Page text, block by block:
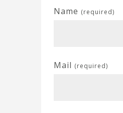
Name (required)
Mail (required)